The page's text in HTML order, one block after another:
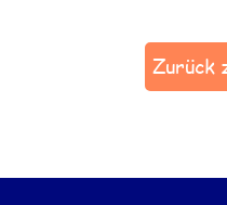
Zurück